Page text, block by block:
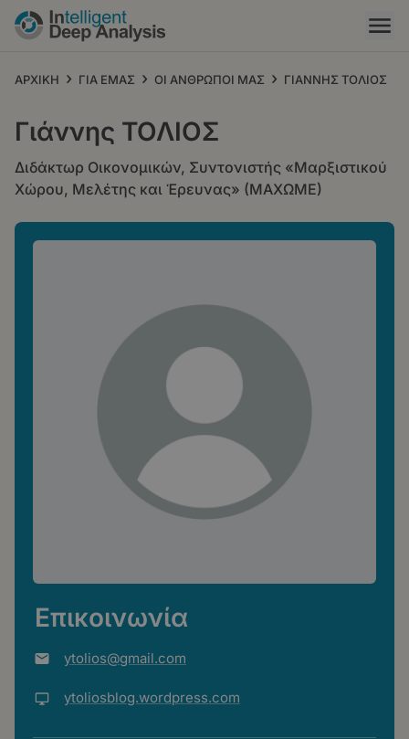
Παράκαμψη
προς
κυρίως
ΑΡΧΙΚΗ › ΓΙΑ ΕΜΑΣ › ΟΙ ΑΝΘΡΩΠΟΙ ΜΑΣ › ΓΙΑΝΝΗΣ ΤΟΛΙΟΣ
Γιάννης ΤΟΛΙΟΣ
Διδάκτωρ Οικονομικών, Συντονιστής «Μαρξιστικού
Χώρου, Μελέτης και Έρευνας» (ΜΑΧΩΜΕ)
Επικοινωνία
ytolios@gmail.com
ytoliosblog.wordpress.com